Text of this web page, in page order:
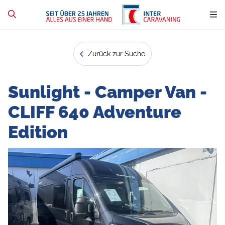
Zurück zur Suche
Sunlight - Camper Van -
CLIFF 640 Adventure
Edition